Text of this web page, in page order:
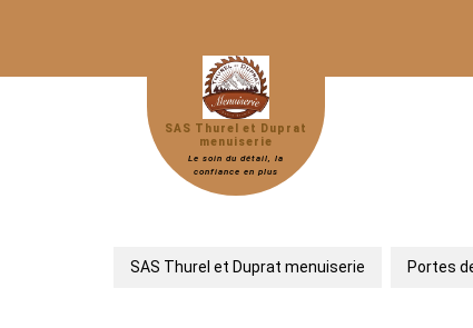
SAS Thurel et Duprat
menuiserie
Le soin du détail, la
confiance en plus
SAS Thurel et Duprat menuiserie Portes